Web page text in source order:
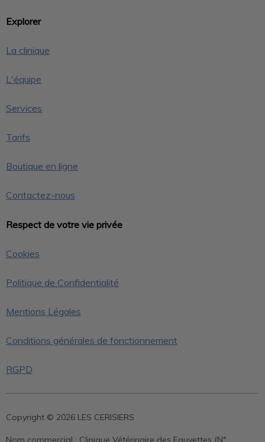
Explorer
La clinique
L'équipe
Services
Tarifs
Boutique en ligne
Contactez-nous
Respect de votre vie privée
Cookies
Politique de Confidentialité
Mentions Légales
Conditions générales de fonctionnement
RGPD
Copyright © 2026 LES CERISIERS
Nom commercial : Clinique Vétérinaire des Fauvettes (N°